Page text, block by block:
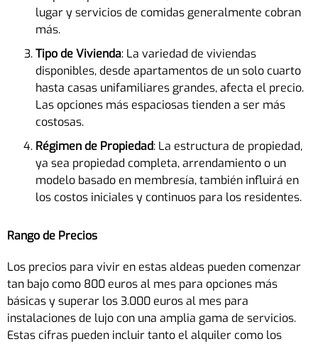
lugar y servicios de comidas generalmente cobran
más.
Tipo de Vivienda: La variedad de viviendas
disponibles, desde apartamentos de un solo cuarto
hasta casas unifamiliares grandes, afecta el precio.
Las opciones más espaciosas tienden a ser más
costosas.
Régimen de Propiedad: La estructura de propiedad,
ya sea propiedad completa, arrendamiento o un
modelo basado en membresía, también influirá en
los costos iniciales y continuos para los residentes.
Rango de Precios
Los precios para vivir en estas aldeas pueden comenzar
tan bajo como 800 euros al mes para opciones más
básicas y superar los 3.000 euros al mes para
instalaciones de lujo con una amplia gama de servicios.
Estas cifras pueden incluir tanto el alquiler como los